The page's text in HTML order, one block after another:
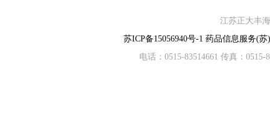
江苏正大丰
苏ICP备15056940号-1 药品信息服务(苏
电话：0515-83514661 传真：